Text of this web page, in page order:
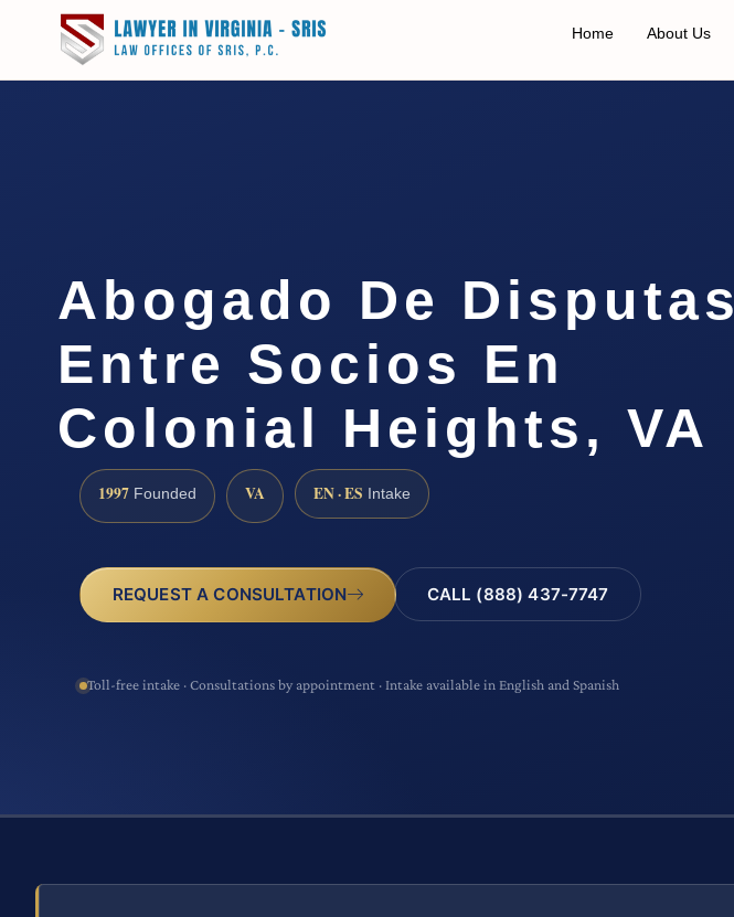
Home About Us
Abogado De Disputas
Entre Socios En
Colonial Heights, VA
1997 Founded VA EN · ES Intake
REQUEST A CONSULTATION CALL (888) 437-7747
Toll-free intake · Consultations by appointment · Intake available in English and Spanish